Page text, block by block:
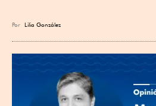
Por Lilia González